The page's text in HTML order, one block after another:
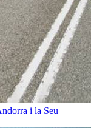
i la Seu